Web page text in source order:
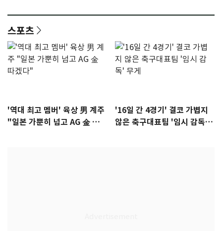
스포츠
'역대 최고 멤버' 육상 男 계주
"일본 가뿐히 넘고 AG 金 따겠
'16일 간 4경기' 결코 가볍지
않은 축구대표팀 '임시 감독'